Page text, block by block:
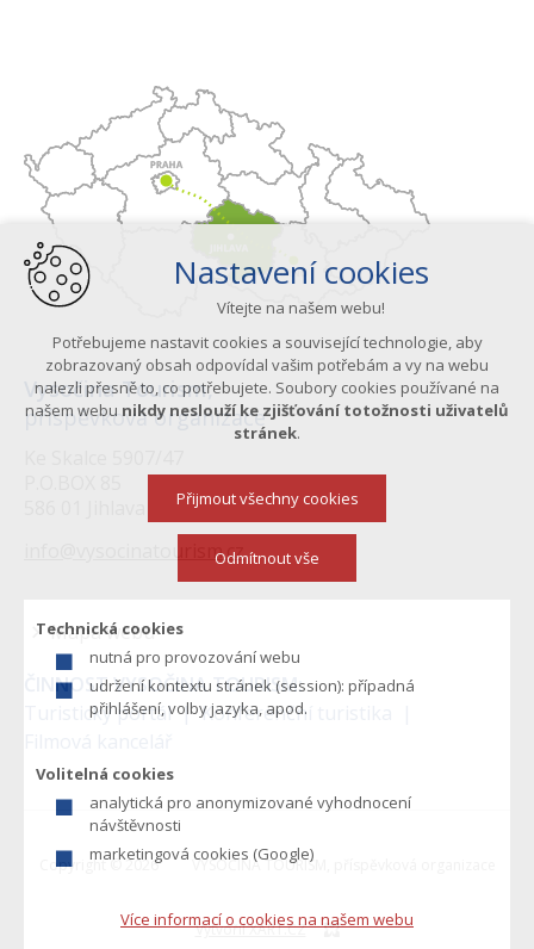
ČINNOST VYSOČINA TOURISM:
Turistický portál
Konferenční turistika
Vysočina Tourism,
příspěvková organizace
info@vysocinatourism.cz
Menu
zápatí
Mapa webu
Copyright © 2026 VYSOČINA TOURISM, příspěvková organizace
Vytvořil XART.CZ
Nastavení cookies
Vítejte na našem webu!
Potřebujeme nastavit cookies a související technologie, aby
zobrazovaný obsah odpovídal vašim potřebám a vy na webu
nalezli přesně to, co potřebujete. Soubory cookies používané na
našem webu nikdy neslouží ke zjišťování totožnosti uživatelů
stránek.
Technická cookies
nutná pro provozování webu
udržení kontextu stránek (session): případná
přihlášení, volby jazyka, apod.
Volitelná cookies
analytická pro anonymizované vyhodnocení
návštěvnosti
marketingová cookies (Google)
Více informací o cookies na našem webu
Přijmout všechny cookies
Odmítnout vše